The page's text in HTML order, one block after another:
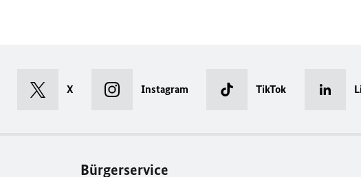
X Instagram TikTok
Bürgerservice